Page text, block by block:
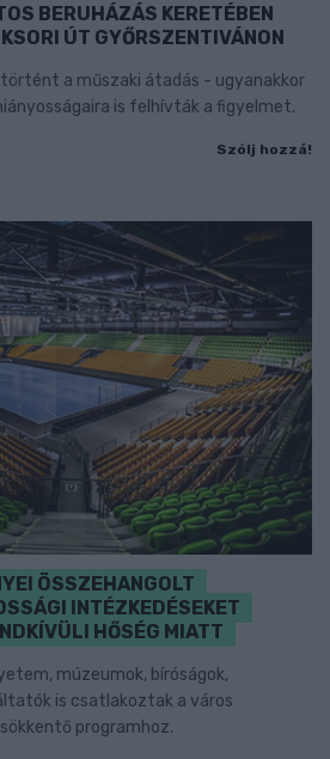
BERUHÁZÁS KERETÉBEN
ÚT GYŐRSZENTIVÁNON
a műszaki átadás - ugyanakkor
is felhívták a figyelmet.
Szólj hozzá!
ÖSSZEHANGOLT
INTÉZKEDÉSEKET
HŐSÉG MIATT
múzeumok, bíróságok,
is csatlakoztak a város
programhoz.